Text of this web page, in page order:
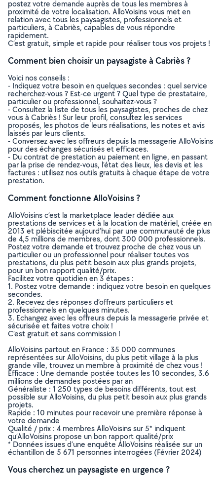
postez votre demande auprès de tous les membres à
proximité de votre localisation. AlloVoisins vous met en
relation avec tous les paysagistes, professionnels et
particuliers, à Cabriès, capables de vous répondre
rapidement.
C’est gratuit, simple et rapide pour réaliser tous vos projets !
Comment bien choisir un paysagiste à Cabriès ?
Voici nos conseils :
- Indiquez votre besoin en quelques secondes : quel service
recherchez-vous ? Est-ce urgent ? Quel type de prestataire,
particulier ou professionnel, souhaitez-vous ?
- Consultez la liste de tous les paysagistes, proches de chez
vous à Cabriès ! Sur leur profil, consultez les services
proposés, les photos de leurs réalisations, les notes et avis
laissés par leurs clients.
- Conversez avec les offreurs depuis la messagerie AlloVoisins
pour des échanges sécurisés et efficaces.
- Du contrat de prestation au paiement en ligne, en passant
par la prise de rendez-vous, l’état des lieux, les devis et les
factures : utilisez nos outils gratuits à chaque étape de votre
prestation.
Comment fonctionne AlloVoisins ?
AlloVoisins c’est la marketplace leader dédiée aux
prestations de services et à la location de matériel, créée en
2013 et plébiscitée aujourd’hui par une communauté de plus
de 4,5 millions de membres, dont 300 000 professionnels.
Postez votre demande et trouvez proche de chez vous un
particulier ou un professionnel pour réaliser toutes vos
prestations, du plus petit besoin aux plus grands projets,
pour un bon rapport qualité/prix.
Facilitez votre quotidien en 3 étapes :
1. Postez votre demande : indiquez votre besoin en quelques
secondes.
2. Recevez des réponses d’offreurs particuliers et
professionnels en quelques minutes.
3. Echangez avec les offreurs depuis la messagerie privée et
sécurisée et faites votre choix !
C’est gratuit et sans commission !
AlloVoisins partout en France : 35 000 communes
représentées sur AlloVoisins, du plus petit village à la plus
grande ville, trouvez un membre à proximité de chez vous !
Efficace : Une demande postée toutes les 10 secondes, 3.6
millions de demandes postées par an
Généraliste : 1 250 types de besoins différents, tout est
possible sur AlloVoisins, du plus petit besoin aux plus grands
projets.
Rapide : 10 minutes pour recevoir une première réponse à
votre demande
Qualité / prix : 4 membres AlloVoisins sur 5* indiquent
qu’AlloVoisins propose un bon rapport qualité/prix
* Données issues d’une enquête AlloVoisins réalisée sur un
échantillon de 5 671 personnes interrogées (Février 2024)
Vous cherchez un paysagiste en urgence ?